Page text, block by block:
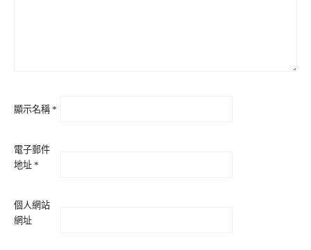
顯示名稱 *
電子郵件
地址 *
個人網站
網址